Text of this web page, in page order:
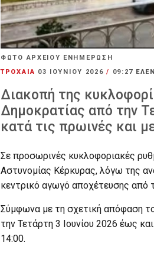
ΦΩΤΟ ΑΡΧΕΙΟΥ ΕΝΗΜΕΡΩΣΗ
ΤΡΟΧΑΙΑ 03 ΙΟΥΝΊΟΥ 2026/ 09:27
Διακοπή της
Δημοκρατίας από την
κατά τις πρωινές και
Σε προσωρινές κυκλοφοριακές
Αστυνομίας Κέρκυρας, λόγω της
κεντρικό αγωγό αποχέτευσης από
Σύμφωνα με τη σχετική απόφαση
την Τετάρτη 3 Ιουνίου 2026 έως
14:00.